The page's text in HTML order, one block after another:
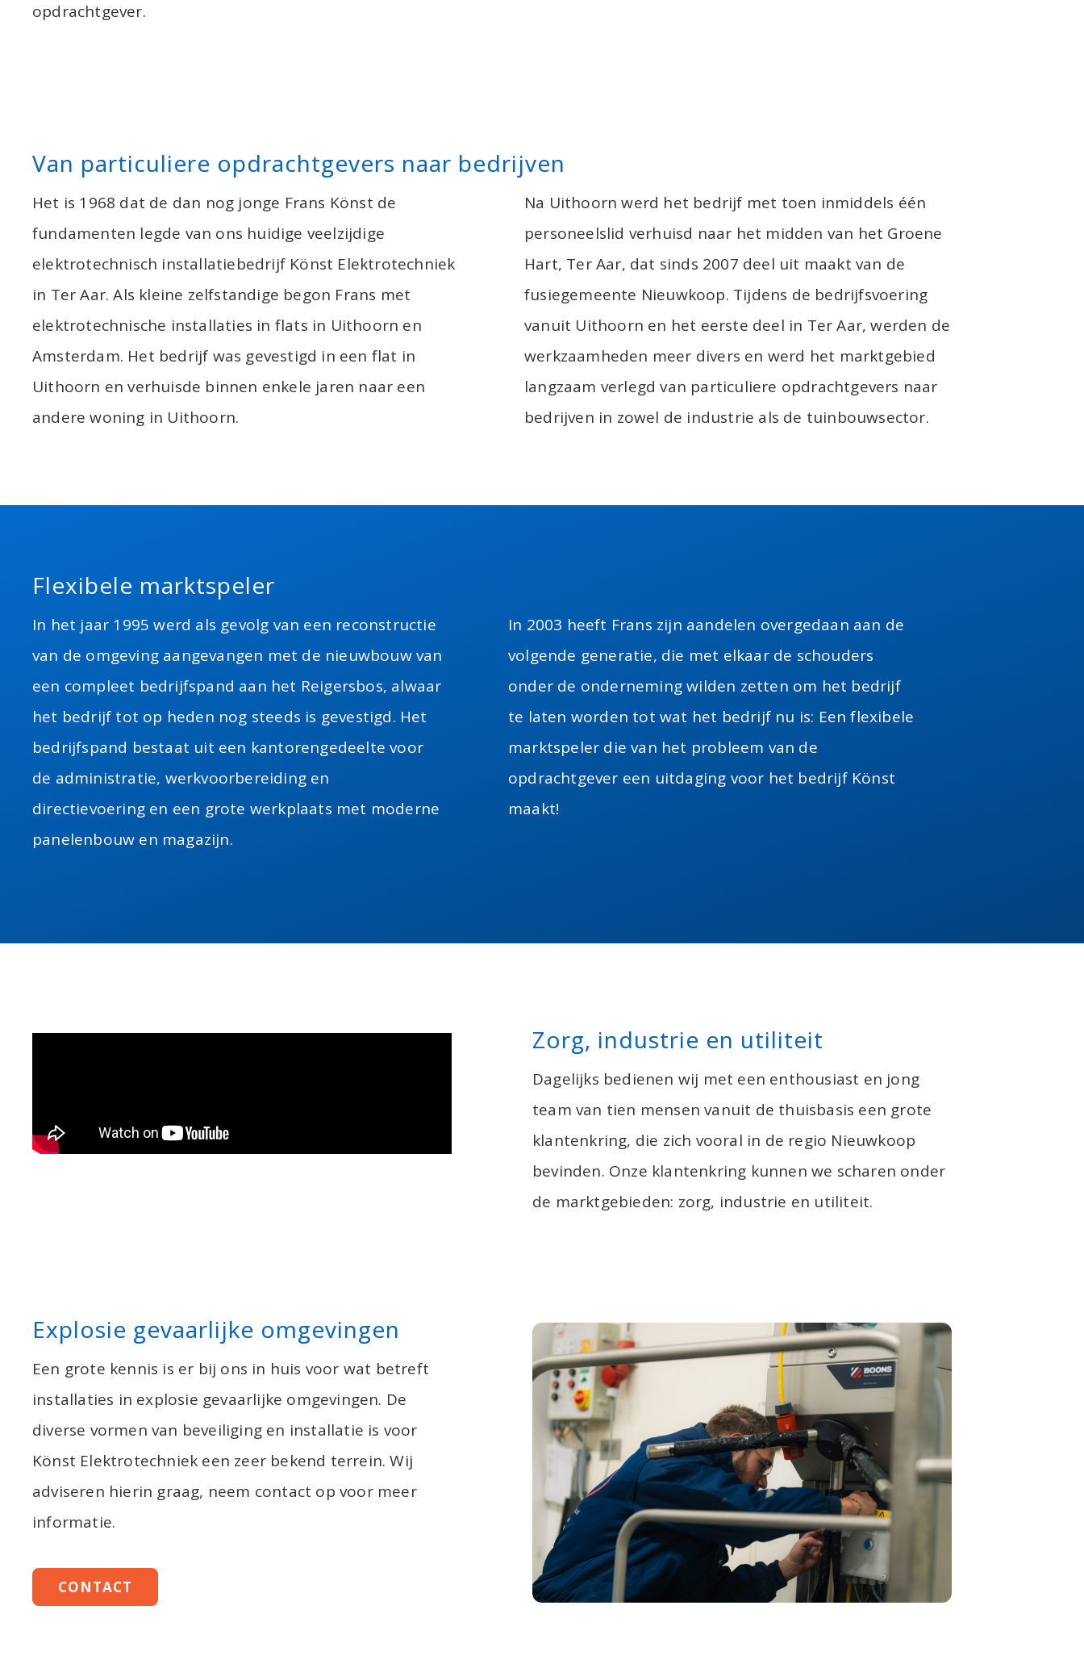
opdrachtgever.
Van particuliere opdrachtgevers naar bedrijven
Het is 1968 dat de dan nog jonge Frans Könst de
fundamenten legde van ons huidige veelzijdige
elektrotechnisch installatiebedrijf Könst Elektrotechniek
in Ter Aar. Als kleine zelfstandige begon Frans met
elektrotechnische installaties in flats in Uithoorn en
Amsterdam. Het bedrijf was gevestigd in een flat in
Uithoorn en verhuisde binnen enkele jaren naar een
andere woning in Uithoorn.
Na Uithoorn werd het bedrijf met toen inmiddels één
personeelslid verhuisd naar het midden van het Groene
Hart, Ter Aar, dat sinds 2007 deel uit maakt van de
fusiegemeente Nieuwkoop. Tijdens de bedrijfsvoering
vanuit Uithoorn en het eerste deel in Ter Aar, werden de
werkzaamheden meer divers en werd het marktgebied
langzaam verlegd van particuliere opdrachtgevers naar
bedrijven in zowel de industrie als de tuinbouwsector.
Flexibele marktspeler
In het jaar 1995 werd als gevolg van een reconstructie
van de omgeving aangevangen met de nieuwbouw van
een compleet bedrijfspand aan het Reigersbos, alwaar
het bedrijf tot op heden nog steeds is gevestigd. Het
bedrijfspand bestaat uit een kantorengedeelte voor
de administratie, werkvoorbereiding en
directievoering en een grote werkplaats met moderne
panelenbouw en magazijn.
In 2003 heeft Frans zijn aandelen overgedaan aan de
volgende generatie, die met elkaar de schouders
onder de onderneming wilden zetten om het bedrijf
te laten worden tot wat het bedrijf nu is: Een flexibele
marktspeler die van het probleem van de
opdrachtgever een uitdaging voor het bedrijf Könst
maakt!
Zorg, industrie en utiliteit
Dagelijks bedienen wij met een enthousiast en jong
team van tien mensen vanuit de thuisbasis een grote
klantenkring, die zich vooral in de regio Nieuwkoop
bevinden. Onze klantenkring kunnen we scharen onder
de marktgebieden: zorg, industrie en utiliteit.
Explosie gevaarlijke omgevingen
Een grote kennis is er bij ons in huis voor wat betreft
installaties in explosie gevaarlijke omgevingen. De
diverse vormen van beveiliging en installatie is voor
Könst Elektrotechniek een zeer bekend terrein. Wij
adviseren hierin graag, neem contact op voor meer
informatie.
CONTACT